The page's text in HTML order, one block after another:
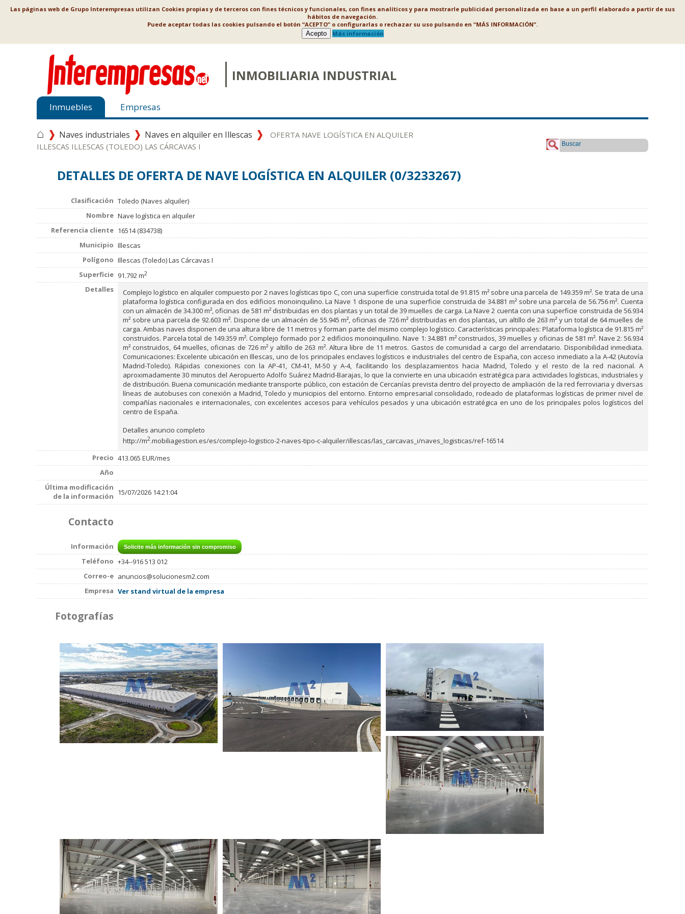
Las páginas web de Grupo Interempresas utilizan Cookies propias y de terceros con fines técnicos y funcionales, con fines analíticos y para mostrarle publicidad personalizada en base a un perfil elaborado a partir de sus
hábitos de navegación.
Puede aceptar todas las cookies pulsando el botón “ACEPTO” o configurarlas o rechazar su uso pulsando en “MÁS INFORMACIÓN”.
Acepto
Más información
INMOBILIARIA INDUSTRIAL
Inmuebles Empresas
⌂ Naves industriales Naves en alquiler en Illescas
OFERTA NAVE LOGÍSTICA EN ALQUILER
ILLESCAS ILLESCAS (TOLEDO) LAS CÁRCAVAS I
Buscar
DETALLES DE OFERTA DE NAVE LOGÍSTICA EN ALQUILER (0/3233267)
Clasificación Toledo (Naves alquiler)
Nombre Nave logística en alquiler
Referencia cliente 16514 (834738)
Municipio Illescas
Polígono Illescas (Toledo) Las Cárcavas I
Superficie 91.792 m2
Detalles
Complejo logístico en alquiler compuesto por 2 naves logísticas tipo C, con una superficie construida total de 91.815 m² sobre una parcela de 149.359 m². Se trata de una
plataforma logística configurada en dos edificios monoinquilino. La Nave 1 dispone de una superficie construida de 34.881 m² sobre una parcela de 56.756 m². Cuenta
con un almacén de 34.300 m², oficinas de 581 m² distribuidas en dos plantas y un total de 39 muelles de carga. La Nave 2 cuenta con una superficie construida de 56.934
m² sobre una parcela de 92.603 m². Dispone de un almacén de 55.945 m², oficinas de 726 m² distribuidas en dos plantas, un altillo de 263 m² y un total de 64 muelles de
carga. Ambas naves disponen de una altura libre de 11 metros y forman parte del mismo complejo logístico. Características principales: Plataforma logística de 91.815 m²
construidos. Parcela total de 149.359 m². Complejo formado por 2 edificios monoinquilino. Nave 1: 34.881 m² construidos, 39 muelles y oficinas de 581 m². Nave 2: 56.934
m² construidos, 64 muelles, oficinas de 726 m² y altillo de 263 m². Altura libre de 11 metros. Gastos de comunidad a cargo del arrendatario. Disponibilidad inmediata.
Comunicaciones: Excelente ubicación en Illescas, uno de los principales enclaves logísticos e industriales del centro de España, con acceso inmediato a la A-42 (Autovía
Madrid-Toledo). Rápidas conexiones con la AP-41, CM-41, M-50 y A-4, facilitando los desplazamientos hacia Madrid, Toledo y el resto de la red nacional. A
aproximadamente 30 minutos del Aeropuerto Adolfo Suárez Madrid-Barajas, lo que la convierte en una ubicación estratégica para actividades logísticas, industriales y
de distribución. Buena comunicación mediante transporte público, con estación de Cercanías prevista dentro del proyecto de ampliación de la red ferroviaria y diversas
líneas de autobuses con conexión a Madrid, Toledo y municipios del entorno. Entorno empresarial consolidado, rodeado de plataformas logísticas de primer nivel de
compañías nacionales e internacionales, con excelentes accesos para vehículos pesados y una ubicación estratégica en uno de los principales polos logísticos del
centro de España.
Detalles anuncio completo
http://m2.mobiliagestion.es/es/complejo-logistico-2-naves-tipo-c-alquiler/illescas/las_carcavas_i/naves_logisticas/ref-16514
Precio 413.065 EUR/mes
Año
Última modificación
de la información 15/07/2026 14:21:04
Contacto
Información
Teléfono +34--916 513 012
Correo-e anuncios@solucionesm2.com
Empresa Ver stand virtual de la empresa
Fotografías